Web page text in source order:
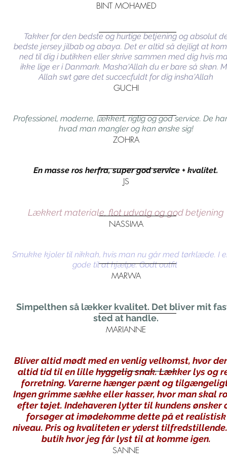
BINT MOHAMED
Takker for den bedste og hurtige betjening og absolut
bedste jersey jilbab og abaya. Det er altid så dejligt at
ned til dig i butikken eller skrive sammen med dig hvis
ikke lige er i Danmark. Masha'Allah du er bare så skøn.
Allah swt gøre det succecfuldt for dig insha'Allah
GUCHI
Professionel, moderne, lækkert, rigtig og god service. De
hvad man mangler og kan ønske sig!
ZOHRA
En masse ros herfra, super god service + kvalitet.
JS
Lækkert materiale, flot udvalg og god betjening
NASSIMA
Smukke kjoler til nikkah, hvis man nu går med tørklæde. I
gode til at hjælpe. Godt outfit
MARWA
Simpelthen så lækker kvalitet. Det bliver mit
sted at handle.
MARIANNE
Bliver altid mødt med en venlig velkomst, hvor
altid tid til en lille hyggelig snak. Lækker lys og
forretning. Varerne hænger pænt og
Ingen grimme sække eller kasser, hvor man skal
efter tøjet. Indehaveren lytter til kundens ønsker
forsøger at imødekomme dette på et realistisk
niveau. Pris og kvaliteten er yderst tilfredstillende.
butik hvor jeg får lyst til at komme igen.
SANNE